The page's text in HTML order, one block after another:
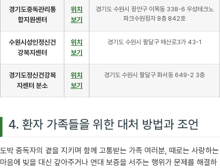
경기도중독관리통
합지원센터
위치
보기
경기도 수원시 장안구 이목동 338-6 우성테크노
파크수원정자 8층 842호
수원시성인정신건
강복지센터
위치
보기
경기도 수원시 팔달구 매산로3가 43-1
경기도정신건강복
지센터 분소
위치
보기
경기도 수원시 팔달구 화서동 649-2 3층
4. 환자 가족들을 위한 대처 방법과 조언
도박 중독자의 곁을 지키며 함께 고통받는 가족 여러분, 때로는 사랑하는
마음에 빚을 대신 갚아주거나 연대 보증을 서주는 행위가 문제를 해결하